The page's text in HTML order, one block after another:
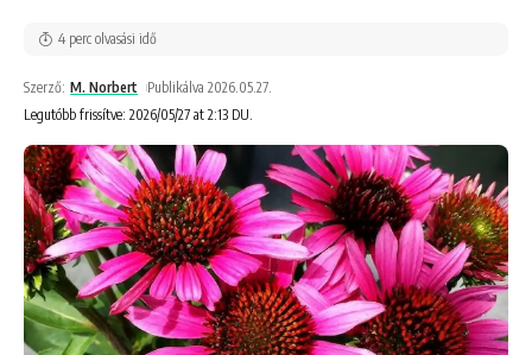
Legutóbb frissítve: 2026/05/27 at 2:13 DU.
Szerző: M. Norbert Publikálva 2026.05.27.
4 perc olvasási idő